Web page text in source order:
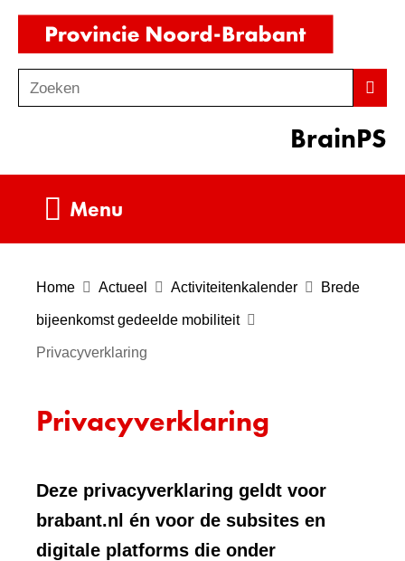
Ga
de
inhoud
o
Zoeken
BrainPS
Menu
Home Actueel Activiteitenkalender Brede
bijeenkomst gedeelde mobiliteit
Privacyverklaring
Privacyverklaring
Deze privacyverklaring geldt voor
brabant.nl én voor de subsites en
digitale platforms die onder